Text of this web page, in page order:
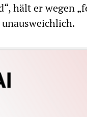
hält er wegen